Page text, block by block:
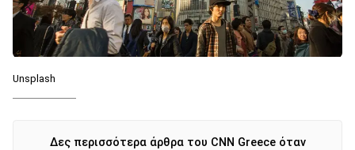
Unsplash
Δες περισσότερα άρθρα του CNN Greece όταν